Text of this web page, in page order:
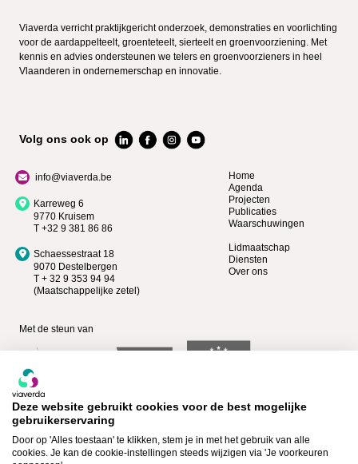
Viaverda verricht praktijkgericht onderzoek, demonstraties en voorlichting
voor de aardappelteelt, groenteteelt, sierteelt en groenvoorziening. Met
kennis en advies ondersteunen we telers en groenvoorzieners in heel
Vlaanderen in ondernemerschap en innovatie.
Volg ons ook op
info@viaverda.be
Karreweg 6
9770 Kruisem
T +32 9 381 86 86
Schaessestraat 18
9070 Destelbergen
T + 32 9 353 94 94
(Maatschappelijke zetel)
Home
Agenda
Projecten
Publicaties
Waarschuwingen
Lidmaatschap
Diensten
Over ons
Met de steun van
Deze website gebruikt cookies voor de best mogelijke
gebruikerservaring
Door op 'Alles toestaan' te klikken, stem je in met het gebruik van alle
cookies. Je kan de cookie-instellingen steeds wijzigen via 'Je voorkeuren